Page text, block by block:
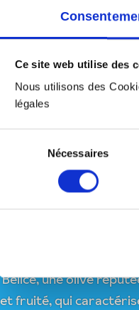
Ce site web utilise des
Nous utilisons des
légales
consentement
Nécessaires
d'olive
heureux que
d'olive Tenuta
Elle est obtenue
une olive
fruité, qui